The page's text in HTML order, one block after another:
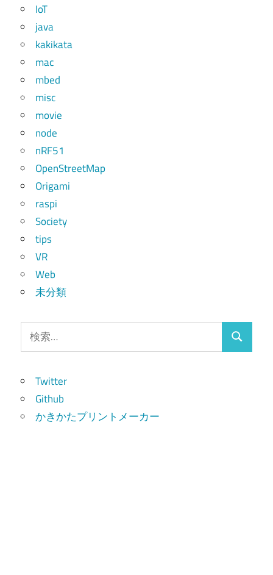
IoT
java
kakikata
mac
mbed
misc
movie
node
nRF51
OpenStreetMap
Origami
raspi
Society
tips
VR
Web
未分類
索:
検
Twitter
Github
かきかたプリントメーカー